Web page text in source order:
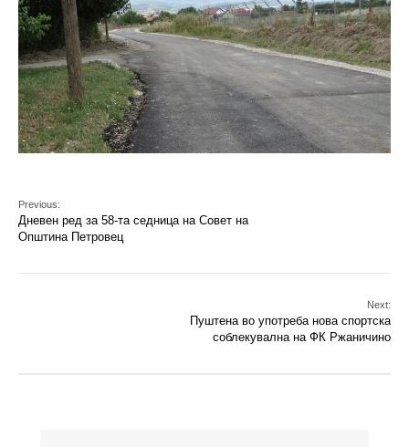
Previous:
Дневен ред за 58-та седница на Совет на
Општина Петровец
Next:
Пуштена во употреба нова спортска
соблекувална на ФК Ржаничино